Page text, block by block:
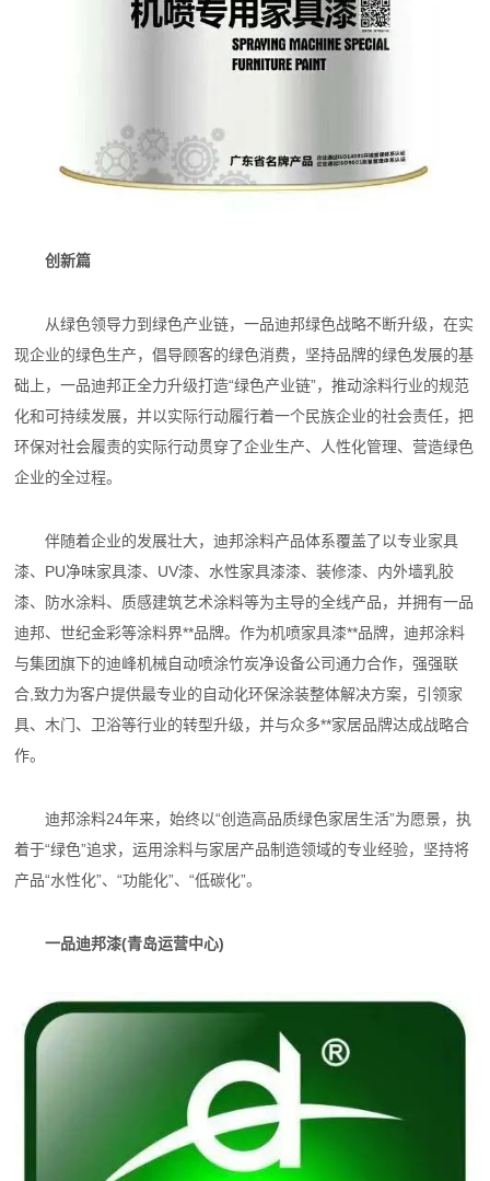
创新篇
从绿色领导力到绿色产业链，一品迪邦绿色战略不断升级，在实
现企业的绿色生产，倡导顾客的绿色消费，坚持品牌的绿色发展的基
础上，一品迪邦正全力升级打造“绿色产业链”，推动涂料行业的规范
化和可持续发展，并以实际行动履行着一个民族企业的社会责任，把
环保对社会履责的实际行动贯穿了企业生产、人性化管理、营造绿色
企业的全过程。
伴随着企业的发展壮大，迪邦涂料产品体系覆盖了以专业家具
漆、PU净味家具漆、UV漆、水性家具漆漆、装修漆、内外墙乳胶
漆、防水涂料、质感建筑艺术涂料等为主导的全线产品，并拥有一品
迪邦、世纪金彩等涂料界**品牌。作为机喷家具漆**品牌，迪邦涂料
与集团旗下的迪峰机械自动喷涂竹炭净设备公司通力合作，强强联
合,致力为客户提供最专业的自动化环保涂装整体解决方案，引领家
具、木门、卫浴等行业的转型升级，并与众多**家居品牌达成战略合
作。
迪邦涂料24年来，始终以“创造高品质绿色家居生活”为愿景，执
着于“绿色”追求，运用涂料与家居产品制造领域的专业经验，坚持将
产品“水性化”、“功能化”、“低碳化”。
一品迪邦漆(青岛运营中心)